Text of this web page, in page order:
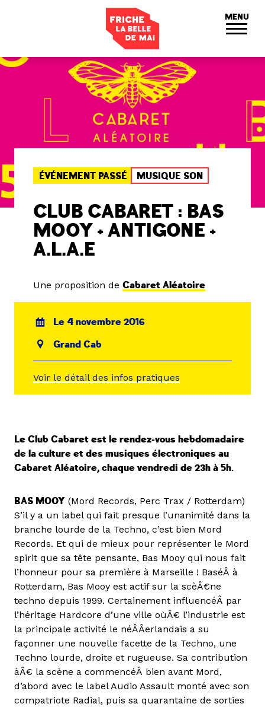
MENU
ÉVÉNEMENT PASSÉ MUSIQUE SON
CLUB CABARET : BAS
MOOY + ANTIGONE +
A.L.A.E
Une proposition de Cabaret Aléatoire
Le 4 novembre 2016
Grand Cab
Voir le détail des infos pratiques
Le Club Cabaret est le rendez-vous hebdomadaire
de la culture et des musiques électroniques au
Cabaret Aléatoire, chaque vendredi de 23h à 5h.
BAS MOOY (Mord Records, Perc Trax / Rotterdam)
S’il y a un label qui fait presque l’unanimité dans la
branche lourde de la Techno, c’est bien Mord
Records. Et qui de mieux pour représenter le Mord
spirit que sa tête pensante, Bas Mooy qui nous fait
l’honneur pour sa première à Marseille ! BaséÂ à
Rotterdam, Bas Mooy est actif sur la scèÂ€ne
techno depuis 1999. Certainement influencéÂ par
l’héritage Hardcore d’une ville oùÂ€ l’industrie est
la principale activité le néÂÂerlandais a su
façonner une nouvelle facette de la Techno, une
Techno lourde, droite et rugueuse. Sa contribution
àÂ€ la scène a commencéÂ bien avant Mord,
d’abord avec le label Audio Assault monté avec son
compatriote Radial, puis sa quarantaine de sorties
Panneau de gestion des cookies